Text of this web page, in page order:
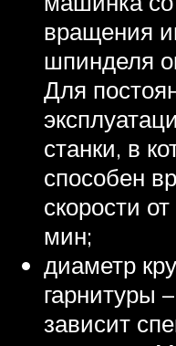
вращения
шпинделя
Для
станки, в
способен
скорости
мин;
диаметр
гарнитуры
зависит